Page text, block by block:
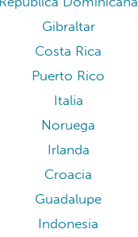
Gibraltar
Costa Rica
Puerto Rico
Italia
Noruega
Irlanda
Croacia
Guadalupe
Indonesia